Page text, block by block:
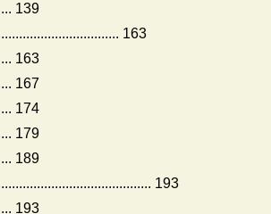
139
163
163
167
174
179
189
193
193